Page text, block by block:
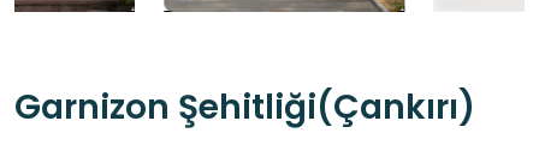
Garnizon Şehitliği(Çankırı)